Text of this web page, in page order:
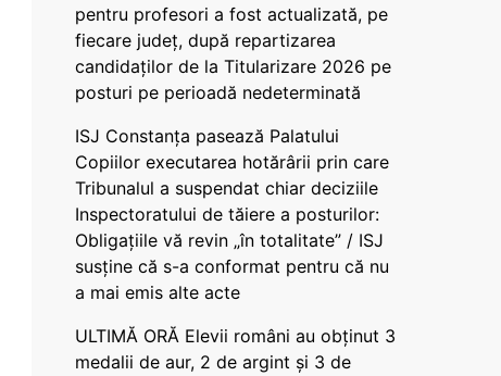
pentru profesori a fost actualizată, pe
fiecare județ, după repartizarea
candidaților de la Titularizare 2026 pe
posturi pe perioadă nedeterminată
ISJ Constanța pasează Palatului
Copiilor executarea hotărârii prin care
Tribunalul a suspendat chiar deciziile
Inspectoratului de tăiere a posturilor:
Obligațiile vă revin „în totalitate” / ISJ
susține că s-a conformat pentru că nu
a mai emis alte acte
ULTIMĂ ORĂ Elevii români au obținut 3
medalii de aur, 2 de argint și 3 de